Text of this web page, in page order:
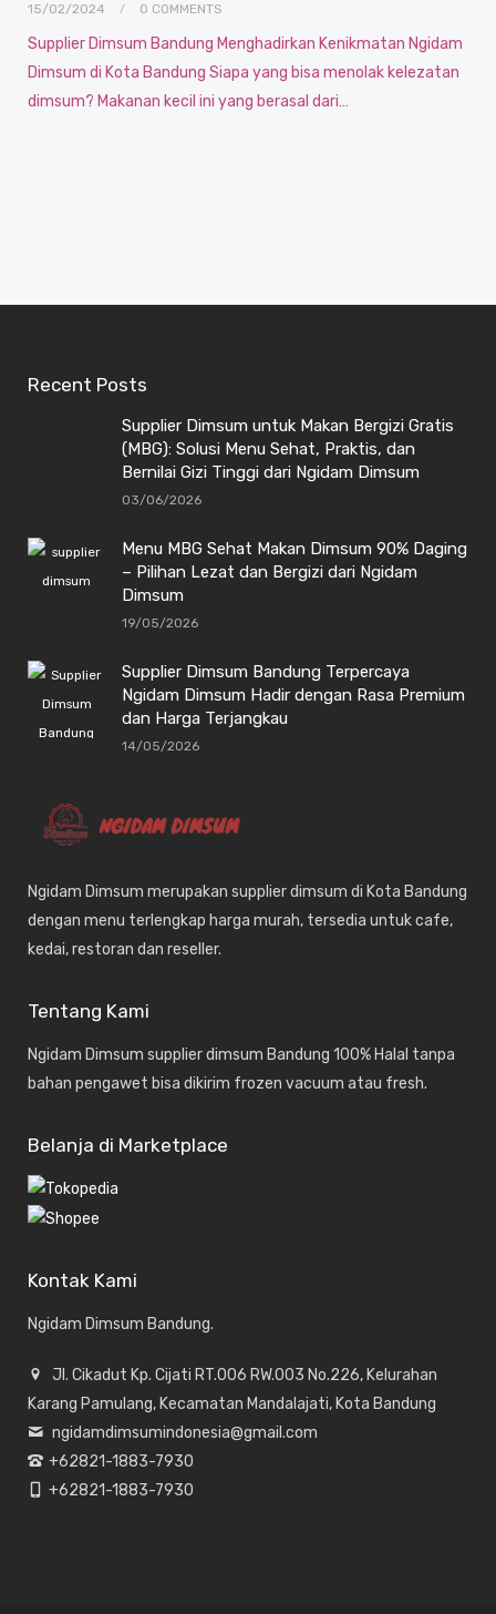
15/02/2024 0 COMMENTS
Supplier Dimsum Bandung Menghadirkan Kenikmatan Ngidam
Dimsum di Kota Bandung Siapa yang bisa menolak kelezatan
dimsum? Makanan kecil ini yang berasal dari…
Recent Posts
Supplier Dimsum untuk Makan Bergizi Gratis
(MBG): Solusi Menu Sehat, Praktis, dan
Bernilai Gizi Tinggi dari Ngidam Dimsum
03/06/2026
Menu MBG Sehat Makan Dimsum 90% Daging
– Pilihan Lezat dan Bergizi dari Ngidam
Dimsum
19/05/2026
Supplier Dimsum Bandung Terpercaya
Ngidam Dimsum Hadir dengan Rasa Premium
dan Harga Terjangkau
14/05/2026
Ngidam Dimsum merupakan supplier dimsum di Kota Bandung
dengan menu terlengkap harga murah, tersedia untuk cafe,
kedai, restoran dan reseller.
Tentang Kami
Ngidam Dimsum supplier dimsum Bandung 100% Halal tanpa
bahan pengawet bisa dikirim frozen vacuum atau fresh.
Belanja di Marketplace
Kontak Kami
Ngidam Dimsum Bandung.
Jl. Cikadut Kp. Cijati RT.006 RW.003 No.226, Kelurahan
Karang Pamulang, Kecamatan Mandalajati, Kota Bandung
ngidamdimsumindonesia@gmail.com
+62821-1883-7930
+62821-1883-7930